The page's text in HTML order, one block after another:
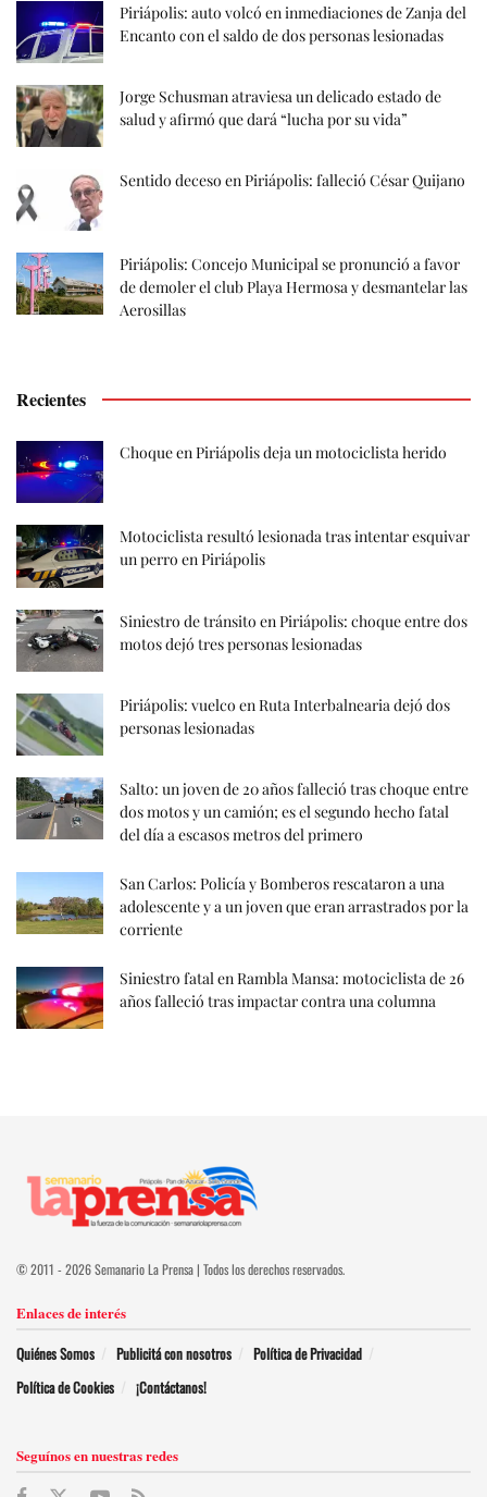
Piriápolis: auto volcó en inmediaciones de Zanja del
Encanto con el saldo de dos personas lesionadas
Jorge Schusman atraviesa un delicado estado de
salud y afirmó que dará “lucha por su vida”
Sentido deceso en Piriápolis: falleció César Quijano
Piriápolis: Concejo Municipal se pronunció a favor
de demoler el club Playa Hermosa y desmantelar las
Aerosillas
Recientes
Choque en Piriápolis deja un motociclista herido
Motociclista resultó lesionada tras intentar esquivar
un perro en Piriápolis
Siniestro de tránsito en Piriápolis: choque entre dos
motos dejó tres personas lesionadas
Piriápolis: vuelco en Ruta Interbalnearia dejó dos
personas lesionadas
Salto: un joven de 20 años falleció tras choque entre
dos motos y un camión; es el segundo hecho fatal
del día a escasos metros del primero
San Carlos: Policía y Bomberos rescataron a una
adolescente y a un joven que eran arrastrados por la
corriente
Siniestro fatal en Rambla Mansa: motociclista de 26
años falleció tras impactar contra una columna
© 2011 - 2026 Semanario La Prensa | Todos los derechos reservados.
Enlaces de interés
Quiénes Somos Publicitá con nosotros
Política de Privacidad
Política de Cookies
¡Contáctanos!
Seguínos en nuestras redes